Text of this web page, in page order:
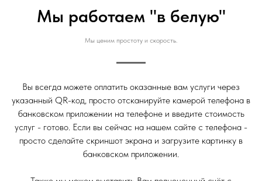
Мы работаем "в белую"
Мы ценим простоту и скорость.
Вы всегда можете оплатить оказанные вам услуги через
указанный QR-код, просто отсканируйте камерой телефона в
банковском приложении на телефоне и введите стоимость
услуг - готово. Если вы сейчас на нашем сайте с телефона -
просто сделайте скриншот экрана и загрузите картинку в
банковском приложении.